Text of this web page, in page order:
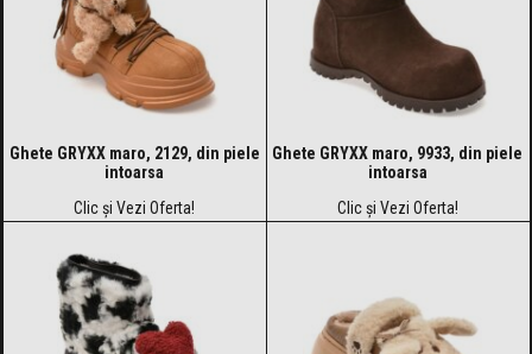
Ghete GRYXX maro, 2129, din piele
intoarsa
Clic și Vezi Oferta!
Ghete GRYXX maro, 9933, din piele
intoarsa
Clic și Vezi Oferta!